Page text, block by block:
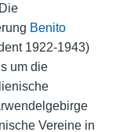
Benito
1922-1943)
um die
Vereine in